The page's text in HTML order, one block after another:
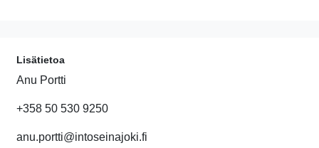
Lisätietoa
Anu Portti
+358 50 530 9250
anu.portti@intoseinajoki.fi